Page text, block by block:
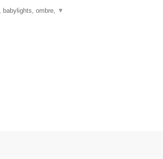
babylights, ombre, ▼